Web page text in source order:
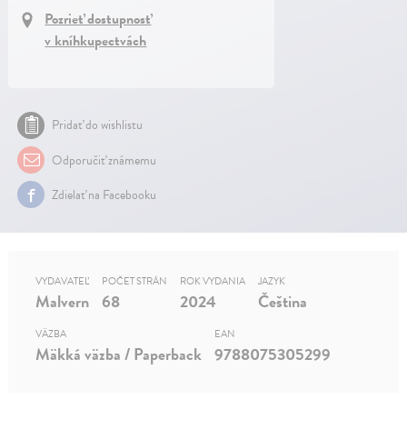
Pozrieť dostupnosť
v kníhkupectvách
Pridať do wishlistu
Odporučiť známemu
Zdielať na Facebooku
VYDAVATEĽ
Malvern
POČET STRÁN
68
ROK VYDANIA
2024
JAZYK
Čeština
VÄZBA
Mäkká väzba / Paperback
EAN
9788075305299